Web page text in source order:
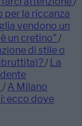
per la riccanza
vendono un
un cretino”/
di stile o
/ La
/ A Milano
ecco dove